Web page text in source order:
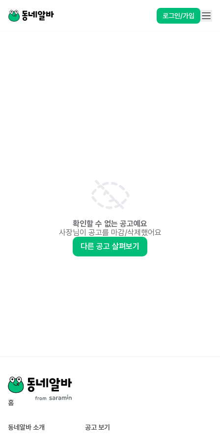
로그인/가입
확인할 수 없는 공고예요
사장님이 공고를 마감/삭제했어요
다른 공고 살펴보기
홈
동네알바 소개 공고 보기